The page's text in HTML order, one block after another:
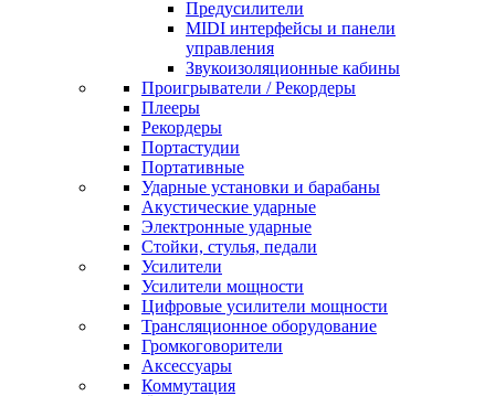
Предусилители
MIDI интерфейсы и панели
управления
Звукоизоляционные кабины
Проигрыватели / Рекордеры
Плееры
Рекордеры
Портастудии
Портативные
Ударные установки и барабаны
Акустические ударные
Электронные ударные
Стойки, стулья, педали
Усилители
Усилители мощности
Цифровые усилители мощности
Трансляционное оборудование
Громкоговорители
Аксессуары
Коммутация